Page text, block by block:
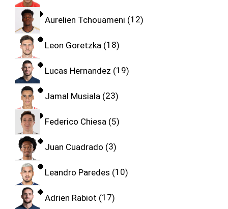
Aurelien Tchouameni 12
Leon Goretzka 18
Lucas Hernandez 19
Jamal Musiala 23
Federico Chiesa 5
Juan Cuadrado 3
Leandro Paredes 10
Adrien Rabiot 17